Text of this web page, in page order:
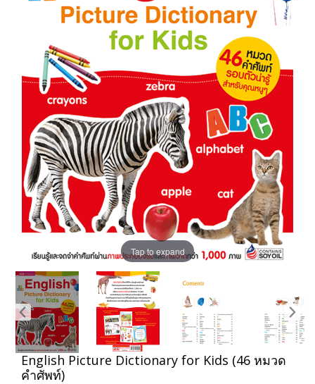
Tap to expand
English Picture Dictionary for Kids (46 หมวด
คำศัพท์)